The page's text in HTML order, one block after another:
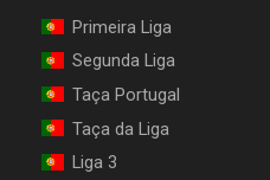
Primeira Liga
Segunda Liga
Taça Portugal
Taça da Liga
Liga 3